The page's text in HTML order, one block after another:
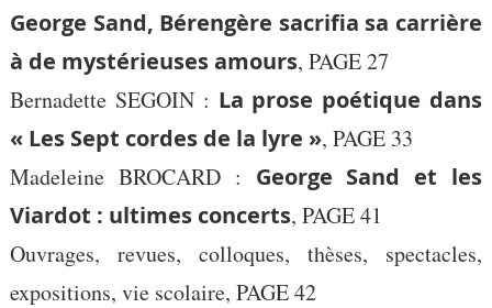
George Sand, Bérengère sacrifia sa carrière
à de mystérieuses amours, PAGE 27
Bernadette SEGOIN : La prose poétique dans
« Les Sept cordes de la lyre », PAGE 33
Madeleine BROCARD : George Sand et les
Viardot : ultimes concerts, PAGE 41
Ouvrages, revues, colloques, thèses, spectacles,
expositions, vie scolaire, PAGE 42